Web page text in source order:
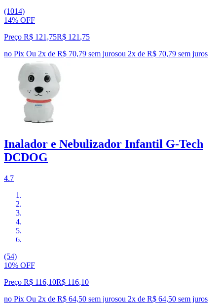
(1014)
14% OFF
Preço R$ 121,75R$ 121 ,75
no Pix Ou 2x de R$ 70,79 sem jurosou 2x de R$ 70,79 sem juros
Inalador e Nebulizador Infantil G-Tech
DCDOG
4.7
(54)
10% OFF
Preço R$ 116,10R$ 116,10
no Pix Ou 2x de R$ 64,50 sem jurosou 2x de R$ 64,50 sem juros